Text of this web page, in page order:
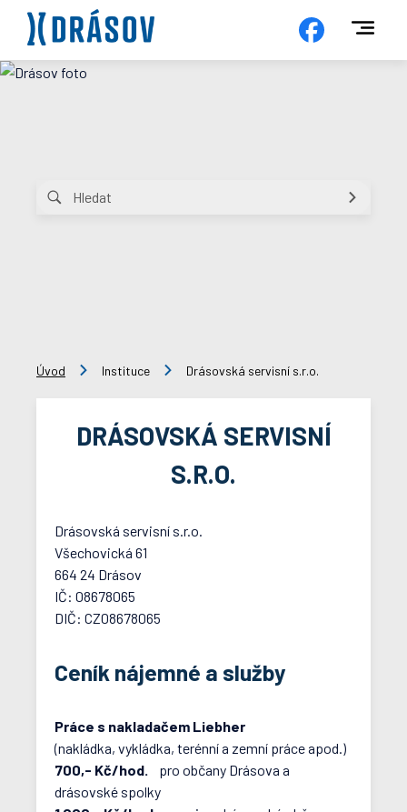
Úvod Instituce Drásovská servisní s.r.o.
DRÁSOVSKÁ SERVISNÍ
S.R.O.
Drásovská servisní s.r.o.
Všechovická 61
664 24 Drásov
IČ: 08678065
DIČ: CZ08678065
Ceník nájemné a služby
Práce s nakladačem Liebher
(nakládka, vykládka, terénní a zemní práce apod.)
700,- Kč/hod. pro občany Drásova a
drásovské spolky